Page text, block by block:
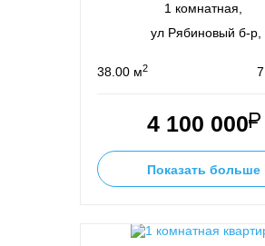
1 комнатная,
ул Рябиновый б-р,
38.00 м2
4 100 000
Показать больше